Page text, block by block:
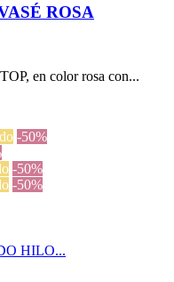
ROSA
en color rosa con...
-50%
-50%
-50%